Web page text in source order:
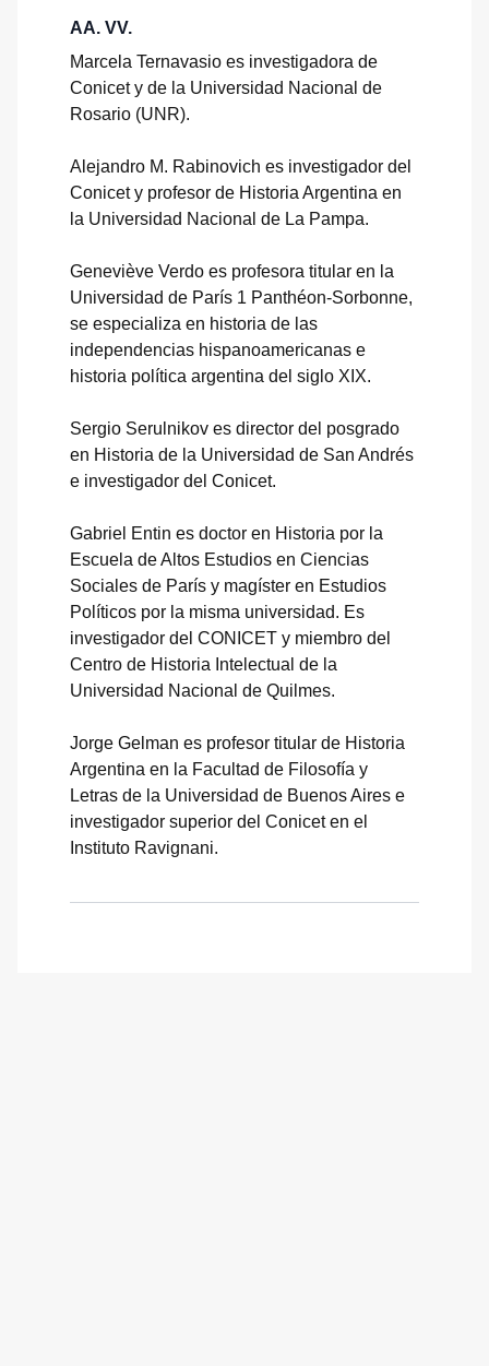
AA. VV.
Marcela Ternavasio es investigadora de
Conicet y de la Universidad Nacional de
Rosario (UNR).
Alejandro M. Rabinovich es investigador del
Conicet y profesor de Historia Argentina en
la Universidad Nacional de La Pampa.
Geneviève Verdo es profesora titular en la
Universidad de París 1 Panthéon-Sorbonne,
se especializa en historia de las
independencias hispanoamericanas e
historia política argentina del siglo XIX.
Sergio Serulnikov es director del posgrado
en Historia de la Universidad de San Andrés
e investigador del Conicet.
Gabriel Entin es doctor en Historia por la
Escuela de Altos Estudios en Ciencias
Sociales de París y magíster en Estudios
Políticos por la misma universidad. Es
investigador del CONICET y miembro del
Centro de Historia Intelectual de la
Universidad Nacional de Quilmes.
Jorge Gelman es profesor titular de Historia
Argentina en la Facultad de Filosofía y
Letras de la Universidad de Buenos Aires e
investigador superior del Conicet en el
Instituto Ravignani.